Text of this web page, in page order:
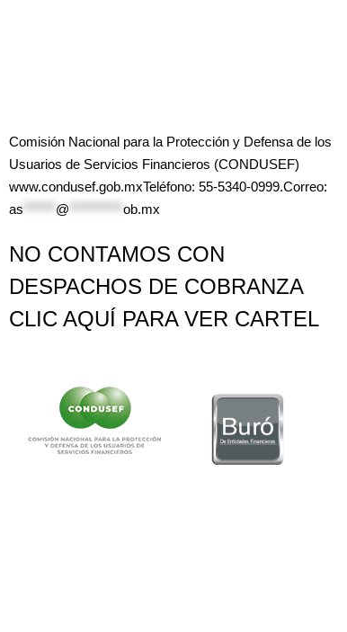
Comisión Nacional para la Protección y Defensa de los
Usuarios de Servicios Financieros (CONDUSEF)
www.condusef.gob.mxTeléfono: 55-5340-0999.Correo:
as
@ ob.mx
NO CONTAMOS CON
DESPACHOS DE COBRANZA
CLIC AQUÍ PARA VER CARTEL